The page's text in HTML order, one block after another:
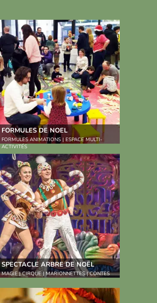
FORMULES DE NOEL
FORMULES ANIMATIONS | ESPACE MULTI-
ACTIVITÉS
SPECTACLE ARBRE DE NOËL
MAGIE | CIRQUE | MARIONNETTES | CONTES